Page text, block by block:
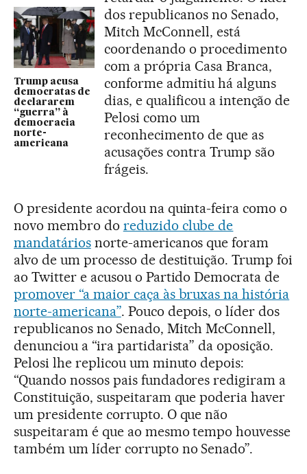
Trump acusa
democratas de
declararem
“guerra” à
democracia
norte-
americana
dos republicanos no Senado,
Mitch McConnell, está
coordenando o procedimento
com a própria Casa Branca,
conforme admitiu há alguns
dias, e qualificou a intenção de
Pelosi como um
reconhecimento de que as
acusações contra Trump são
frágeis.
O presidente acordou na quinta-feira como o
novo membro do reduzido clube de
mandatáriosnorte-americanos que foram
alvo de um processo de destituição. Trump foi
ao Twitter e acusou o Partido Democrata de
promover “a maior caça às bruxas na história
norte-americana”. Pouco depois, o líder dos
republicanos no Senado, Mitch McConnell,
denunciou a “ira partidarista” da oposição.
Pelosi lhe replicou um minuto depois:
“Quando nossos pais fundadores redigiram a
Constituição, suspeitaram que poderia haver
um presidente corrupto. O que não
suspeitaram é que ao mesmo tempo houvesse
também um líder corrupto no Senado”.